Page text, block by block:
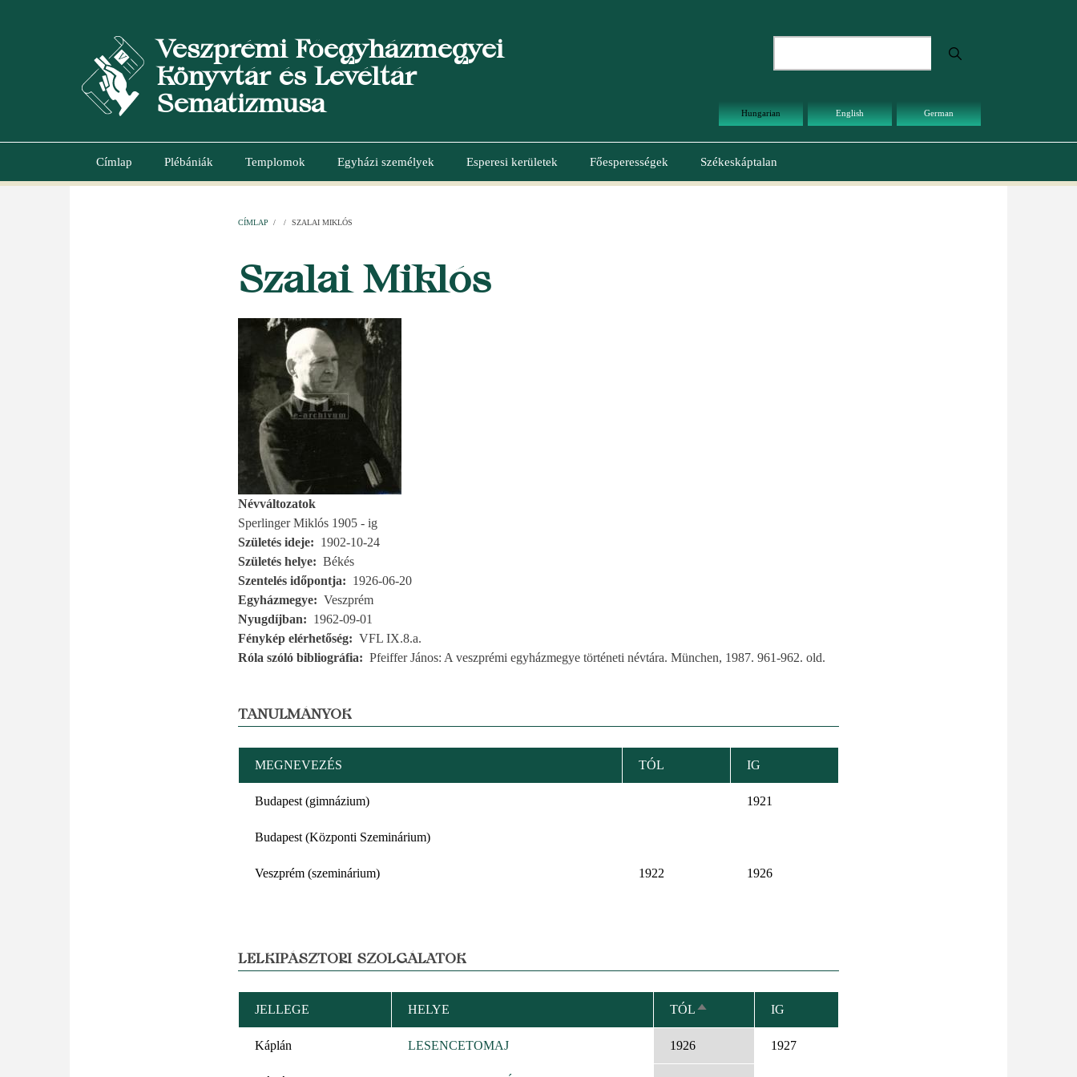
Veszprémi Főegyházmegyei
Könyvtár és Levéltár
Sematizmusa
Hungarian English German
Main
Címlap Plébániák Templomok Egyházi személyek Esperesi kerületek Főesperességek Székeskáptalan
CÍMLAP / / SZALAI MIKLÓS
Szalai Miklós
Névváltozatok
Sperlinger Miklós 1905 - ig
Születés ideje
1902-10-24
Születés helye
Békés
Szentelés időpontja
1926-06-20
Egyházmegye
Veszprém
Nyugdíjban
1962-09-01
Fénykép elérhetőség
VFL IX.8.a.
Róla szóló bibliográfia
Pfeiffer János: A veszprémi egyházmegye történeti névtára. München, 1987. 961-962. old.
TANULMÁNYOK
MEGNEVEZÉS TÓL IG
Budapest (gimnázium) 1921
Budapest (Központi Szeminárium)
Veszprém (szeminárium) 1922 1926
LELKIPÁSZTORI SZOLGÁLATOK
JELLEGE HELYE TÓLCSÖKKENŐ
RENDEZÉS
IG
Káplán LESENCETOMAJ 1926 1927